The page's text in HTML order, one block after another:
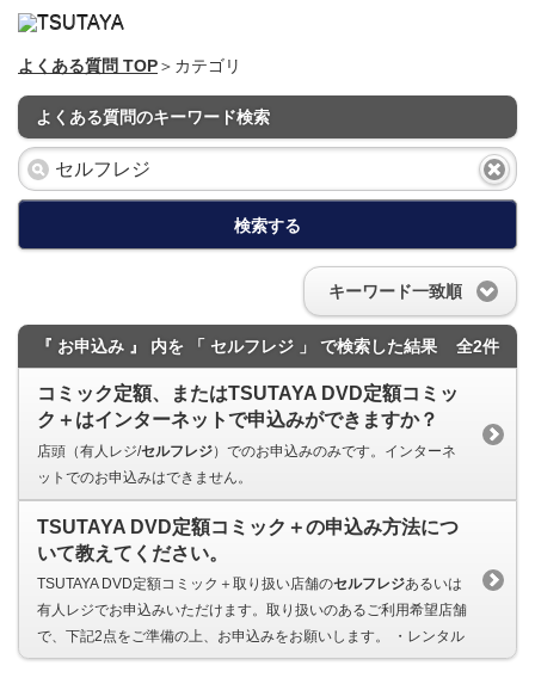
よくある質問 TOP＞カテゴリ
よくある質問のキーワード検索
検索する
キーワード一致順
『 お申込み 』 内を 「 セルフレジ 」 で検索した結果 全2件
コミック定額、またはTSUTAYA DVD定額コミッ
ク＋はインターネットで申込みができますか？
店頭（有人レジ/セルフレジ）でのお申込みのみです。インターネ
ットでのお申込みはできません。
TSUTAYA DVD定額コミック＋の申込み方法につ
いて教えてください。
TSUTAYA DVD定額コミック＋取り扱い店舗のセルフレジあるいは
有人レジでお申込みいただけます。取り扱いのあるご利用希望店舗
で、下記2点をご準備の上、お申込みをお願いします。 ・レンタル